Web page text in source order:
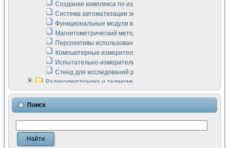
Создание комплекса по измерению скорости подвижного
Система автоматизации экспериментальных
Функциональные модули в стандарте Nl SCXI для
Магнитометрический метод в дефектоскопии сварных
Перспективы использования машинного зрения в
Компьютерные измерительные системы для
Испытательно-измерительный комплекс аппаратуры для
Стенд для исследований рабочих процессов ДВС в
Радиоэлектроника и телекоммуникации
LabVIEW в расчетах радиолиний систем передачи данных
Аппаратно-программный комплекс для исследования
Виртуальный лабораторный стенд для исследования
Измерение шумовых параметров операционных
Измерительный преобразователь на основе цифровой
Поиск